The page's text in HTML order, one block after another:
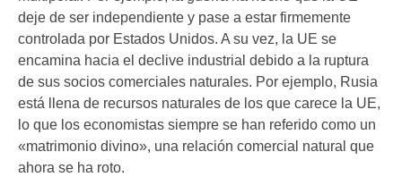
deje de ser independiente y pase a estar firmemente
controlada por Estados Unidos. A su vez, la UE se
encamina hacia el declive industrial debido a la ruptura
de sus socios comerciales naturales. Por ejemplo, Rusia
está llena de recursos naturales de los que carece la UE,
lo que los economistas siempre se han referido como un
«matrimonio divino», una relación comercial natural que
ahora se ha roto.